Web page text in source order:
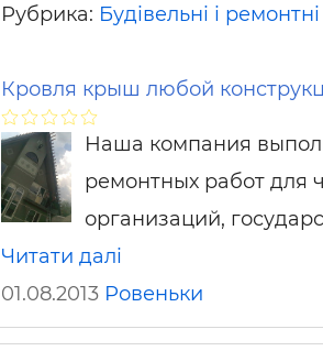
Рубрика: Будівельні і
Кровля крыш любой
Наша компания
ремонтных работ для
организаций,
Читати далі
01.08.2013 Ровеньки